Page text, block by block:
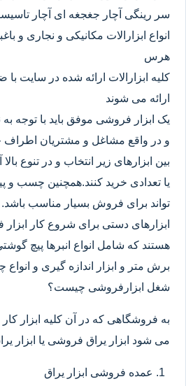
سر رینگی آچار جغجغه ای آچار
انواع ابزارالات مکانیکی و نجاری و
هرس
کلیه ابزارالات ارائه شده در سایت با
ارائه می شوند
یک ابزار فروشی موفق باید با توجه
و در واقع مشاغل و مشتریان اطراف
بین ابزارهای زیر انتخاب و در تنوع
یا تعدادی خرید کنند.همچنین چسب و
تواند برای فروش بسیار مناسب باشد.
ابزارهای دستی برای شروع کار
هستند که شامل انواع انبرها پیچ
برش متر و ابزار اندازه گیری و
شغل ابزارفروشی چیست؟
به فروشگاهی که در آن کلیه ابزار
می شود ابزار یراق فروشی یا ابزار
عمده فروشی ابزار یراق